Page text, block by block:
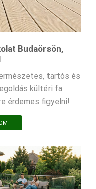
Budaörsön,
tartós és
kültéri fa
érdemes figyelni!